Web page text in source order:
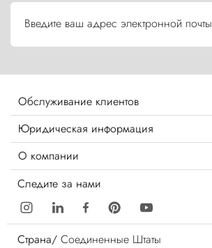
Введите ваш адрес электронной почты
Обслуживание клиентов
Юридическая информация
О компании
Следите за нами
Страна/ Соединенные Штаты